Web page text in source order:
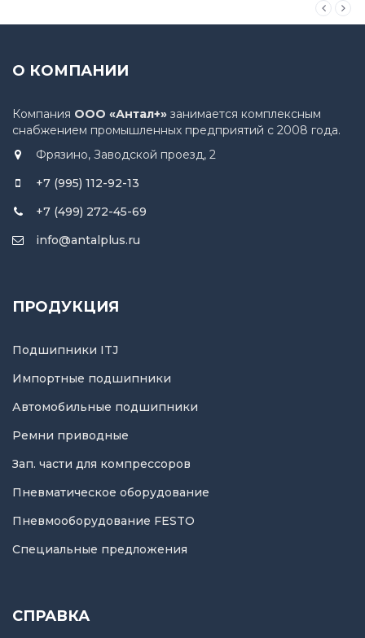
О КОМПАНИИ
Компания ООО «Антал+» занимается комплексным
снабжением промышленных предприятий с 2008 года.
Фрязино, Заводской проезд, 2
+7 (995) 112-92-13
+7 (499) 272-45-69
info@antalplus.ru
ПРОДУКЦИЯ
Подшипники ITJ
Импортные подшипники
Автомобильные подшипники
Ремни приводные
Зап. части для компрессоров
Пневматическое оборудование
Пневмооборудование FESTO
Специальные предложения
СПРАВКА